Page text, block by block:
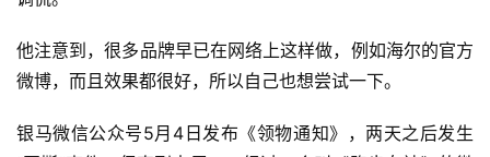
观
察
装
他注意到，很多品牌早已在网络上这样做，例如海尔的官方
微博，而且效果都很好，所以自己也想尝试一下。
银马微信公众号5月4日发布《领物通知》，两天之后发生